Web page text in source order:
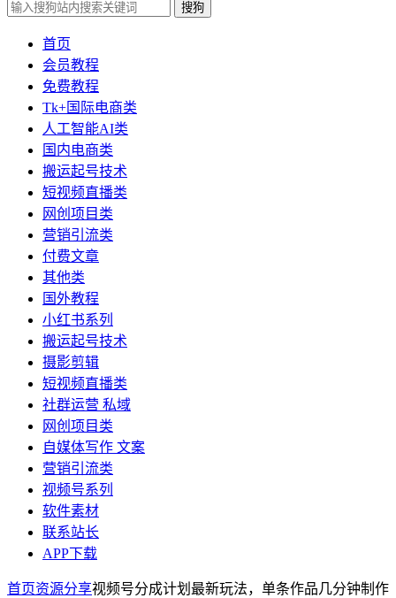
搜狗
首页
会员教程
免费教程
Tk+国际电商类
人工智能AI类
国内电商类
搬运起号技术
短视频直播类
网创项目类
营销引流类
付费文章
其他类
国外教程
小红书系列
搬运起号技术
摄影剪辑
短视频直播类
社群运营 私域
网创项目类
自媒体写作 文案
营销引流类
视频号系列
软件素材
联系站长
APP下载
首页资源分享视频号分成计划最新玩法，单条作品几分钟制作